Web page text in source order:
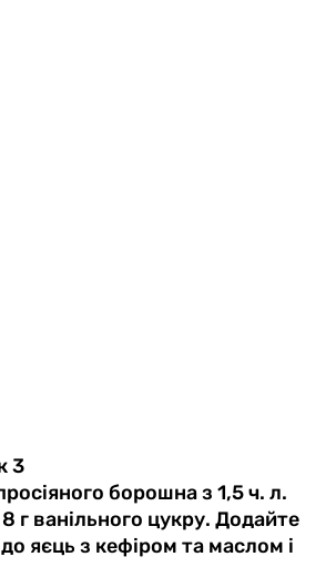
3
борошна з 1,5 ч. л.
г ванільного цукру. Додайте
до яєць з кефіром та маслом і